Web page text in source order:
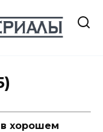
в хорошем